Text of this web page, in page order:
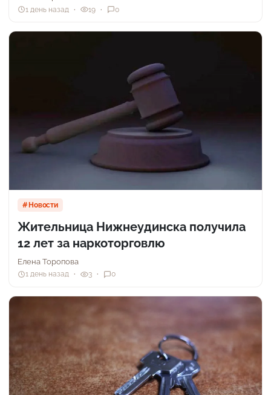
1 день назад 19 0
Новости
Жительница Нижнеудинска получила
12 лет за наркоторговлю
Елена Торопова
1 день назад 3 0